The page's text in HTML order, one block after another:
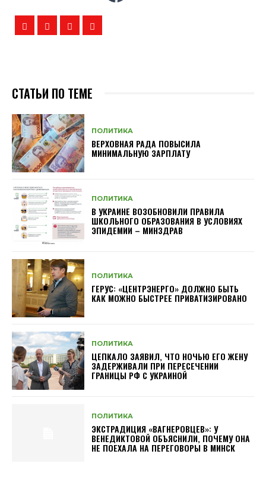
СТАТЬИ ПО ТЕМЕ
ПОЛИТИКА
ВЕРХОВНАЯ РАДА ПОВЫСИЛА
МИНИМАЛЬНУЮ ЗАРПЛАТУ
ПОЛИТИКА
В УКРАИНЕ ВОЗОБНОВИЛИ ПРАВИЛА
ШКОЛЬНОГО ОБРАЗОВАНИЯ В УСЛОВИЯХ
ЭПИДЕМИИ – МИНЗДРАВ
ПОЛИТИКА
ГЕРУС: «ЦЕНТРЭНЕРГО» ДОЛЖНО БЫТЬ
КАК МОЖНО БЫСТРЕЕ ПРИВАТИЗИРОВАНО
ПОЛИТИКА
ЦЕПКАЛО ЗАЯВИЛ, ЧТО НОЧЬЮ ЕГО ЖЕНУ
ЗАДЕРЖИВАЛИ ПРИ ПЕРЕСЕЧЕНИИ
ГРАНИЦЫ РФ С УКРАИНОЙ
ПОЛИТИКА
ЭКСТРАДИЦИЯ «ВАГНЕРОВЦЕВ»: У
ВЕНЕДИКТОВОЙ ОБЪЯСНИЛИ, ПОЧЕМУ ОНА
НЕ ПОЕХАЛА НА ПЕРЕГОВОРЫ В МИНСК